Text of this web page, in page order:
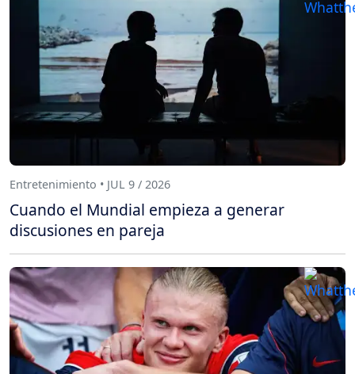
Entretenimiento • JUL 9 / 2026
Cuando el Mundial empieza a generar
discusiones en pareja